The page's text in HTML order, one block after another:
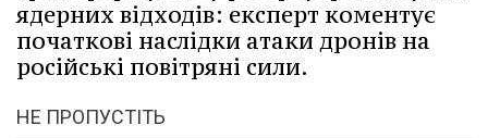
ядерних відходів: експерт коментує
початкові наслідки атаки дронів на
російські повітряні сили.
НЕ ПРОПУСТІТЬ